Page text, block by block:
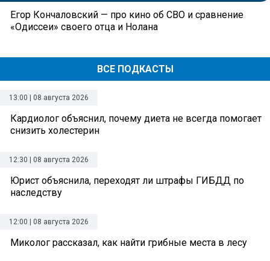
ВСЕ ПОДКАСТЫ
Егор Кончаловский — про кино об СВО и сравнение
«Одиссеи» своего отца и Нолана
13:00 | 08 августа 2026
Кардиолог объяснил, почему диета не всегда помогает
снизить холестерин
12:30 | 08 августа 2026
Юрист объяснила, переходят ли штрафы ГИБДД по
наследству
12:00 | 08 августа 2026
Миколог рассказал, как найти грибные места в лесу